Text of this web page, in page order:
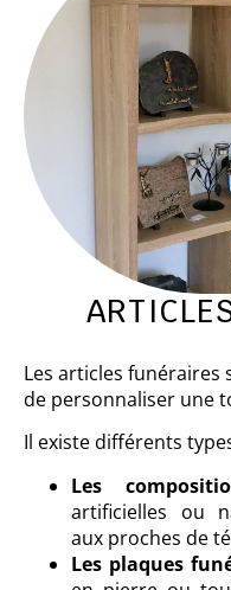
Les articles
de personnaliser une
Il existe différents
Les
artificielles ou
aux proches de
Les plaques